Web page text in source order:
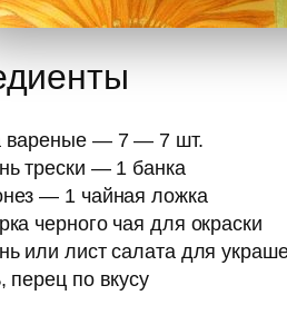
вареные — 7 — 7 шт.
трески — 1 банка
— 1 чайная ложка
черного чая для окраски
или лист салата для
перец по вкусу